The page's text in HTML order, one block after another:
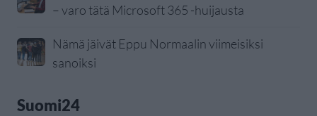
– varo tätä Microsoft 365 -huijausta
Nämä jäivät Eppu Normaalin viimeisiksi
sanoiksi
Suomi24